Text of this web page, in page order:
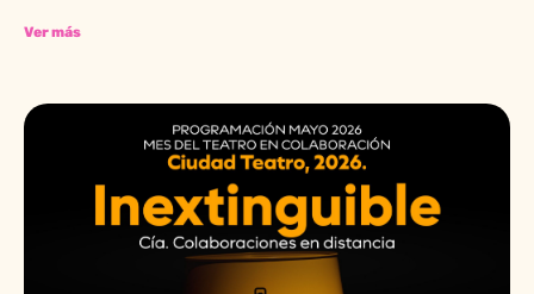
Ver más